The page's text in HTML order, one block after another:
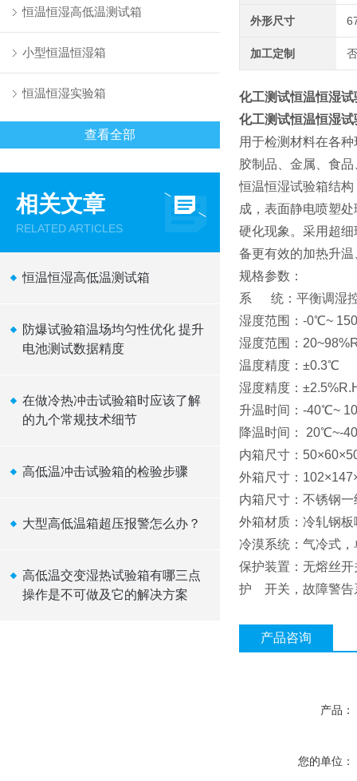
恒温恒湿高低温测试箱
小型恒温恒湿箱
恒温恒湿实验箱
查看全部
相关文章
RELATED ARTICLES
恒温恒湿高低温测试箱
防爆试验箱温场均匀性优化 提升
电池测试数据精度
在做冷热冲击试验箱时应该了解
的九个常规技术细节
高低温冲击试验箱的检验步骤
大型高低温箱超压报警怎么办？
高低温交变湿热试验箱有哪三点
操作是不可做及它的解决方案
外形尺寸
加工定制
化工测试恒温恒湿
化工测试恒温恒湿
用于检测材料在各
胶制品、金属、食
恒温恒湿试验箱结
成，表面静电喷塑
硬化现象。采用超
备更有效的加热升
规格参数：
系 统：平衡调湿控
湿度范围：-0℃~
湿度范围：
温度精度：±0.3℃
湿度精度：
升温时间：-40℃~
降温时间： 20℃~-
内箱尺寸：
外箱尺寸：
内箱尺寸：不锈钢
外箱材质：冷轧钢板
冷漠系统：气冷式
保护装置：无熔丝
护 开关，故障警告
产品咨询
产品：
您的单位：